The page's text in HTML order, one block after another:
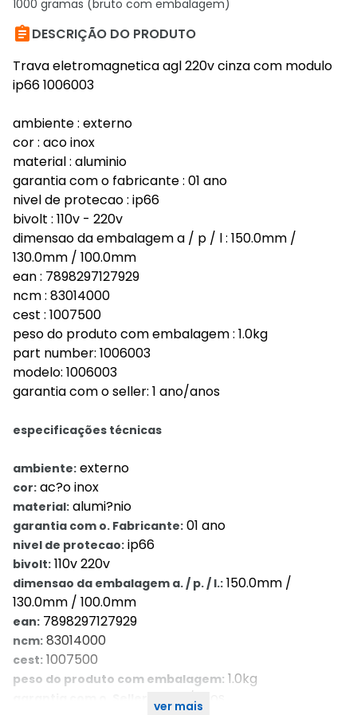
1000 gramas (bruto com embalagem)
DESCRIÇÃO DO PRODUTO
Trava eletromagnetica agl 220v cinza com modulo
ip66 1006003
ambiente : externo
cor : aco inox
material : aluminio
garantia com o fabricante : 01 ano
nivel de protecao : ip66
bivolt : 110v - 220v
dimensao da embalagem a / p / l : 150.0mm /
130.0mm / 100.0mm
ean : 7898297127929
ncm : 83014000
cest : 1007500
peso do produto com embalagem : 1.0kg
part number: 1006003
modelo: 1006003
garantia com o seller: 1 ano/anos
especificações técnicas
ambiente: externo
cor: ac?o inox
material: alumi?nio
garantia com o. Fabricante: 01 ano
nivel de protecao: ip66
bivolt: 110v 220v
dimensao da embalagem a. / p. / l.: 150.0mm /
130.0mm / 100.0mm
ean: 7898297127929
ncm: 83014000
cest: 1007500
peso do produto com embalagem: 1.0kg
1 ano/anos
ver mais